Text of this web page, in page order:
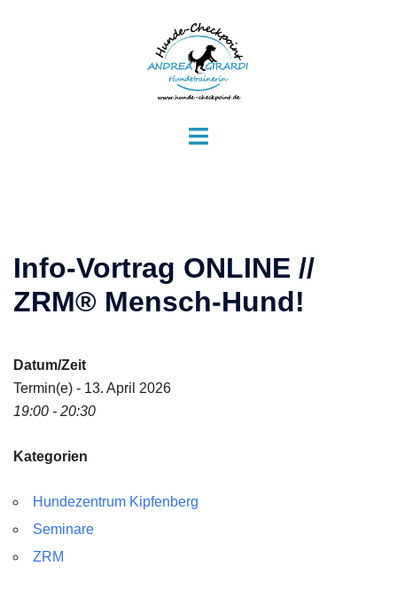
Menü
Info-Vortrag ONLINE //
ZRM® Mensch-Hund!
Datum/Zeit
Termin(e) - 13. April 2026
19:00 - 20:30
Kategorien
Hundezentrum Kipfenberg
Seminare
ZRM